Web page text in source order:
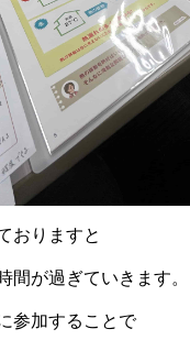
おりますと
間が過ぎていきます。
参加することで